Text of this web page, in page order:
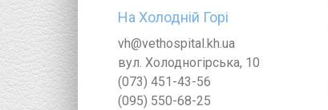
На Холодній Горі
vh@vethospital.kh.ua
вул. Холодногірська, 10
(073) 451-43-56
(095) 550-68-25